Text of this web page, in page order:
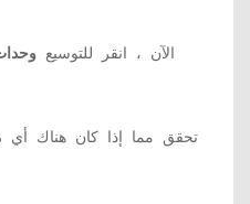
3. الآن ، انقر للتوسيع
4. تحقق مما إذا كان هناك أي